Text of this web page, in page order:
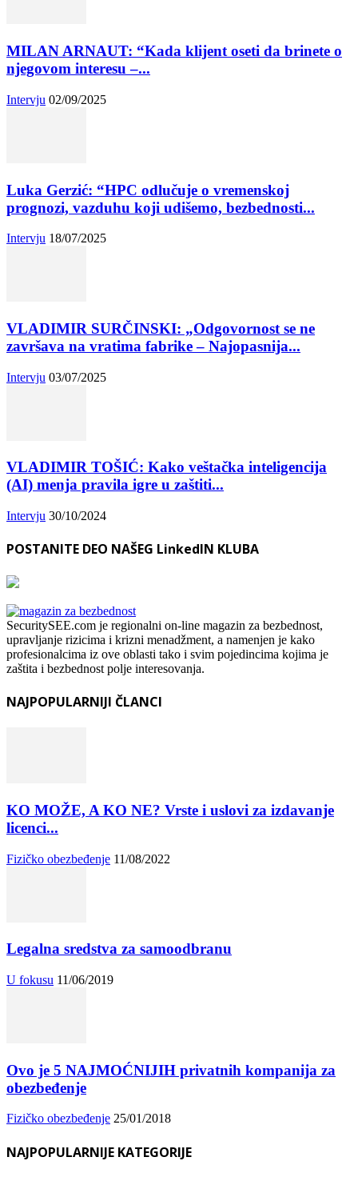
MILAN ARNAUT: “Kada klijent oseti da brinete o
njegovom interesu –...
Intervju 02/09/2025
Luka Gerzić: “HPC odlučuje o vremenskoj
prognozi, vazduhu koji udišemo, bezbednosti...
Intervju 18/07/2025
VLADIMIR SURČINSKI: „Odgovornost se ne
završava na vratima fabrike – Najopasnija...
Intervju 03/07/2025
VLADIMIR TOŠIĆ: Kako veštačka inteligencija
(AI) menja pravila igre u zaštiti...
Intervju 30/10/2024
POSTANITE DEO NAŠEG LinkedIN KLUBA
SecuritySEE.com je regionalni on-line magazin za bezbednost,
upravljanje rizicima i krizni menadžment, a namenjen je kako
profesionalcima iz ove oblasti tako i svim pojedincima kojima je
zaštita i bezbednost polje interesovanja.
NAJPOPULARNIJI ČLANCI
KO MOŽE, A KO NE? Vrste i uslovi za izdavanje
licenci...
Fizičko obezbeđenje 11/08/2022
Legalna sredstva za samoodbranu
U fokusu 11/06/2019
Ovo je 5 NAJMOĆNIJIH privatnih kompanija za
obezbeđenje
Fizičko obezbeđenje 25/01/2018
NAJPOPULARNIJE KATEGORIJE